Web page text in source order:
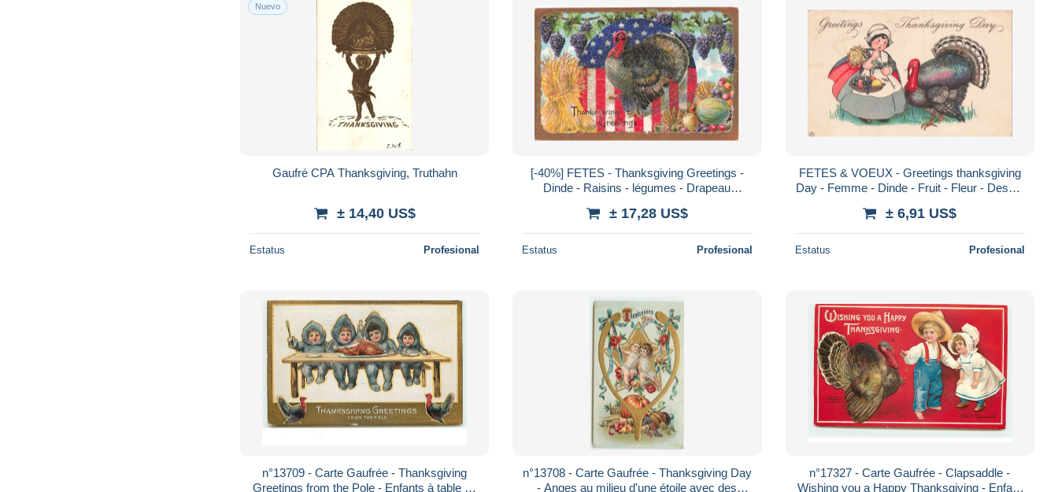
Nuevo
Gaufré CPA Thanksgiving, Truthahn
± 14,40 US$
Estatus Profesional
[-40%] FETES - Thanksgiving Greetings -
Dinde - Raisins - légumes - Drapeau
± 17,28 US$
Estatus Profesional
FETES & VOEUX - Greetings thanksgiving
Day - Femme - Dinde - Fruit - Fleur - Dessin
± 6,91 US$
Estatus Profesional
n°13709 - Carte Gaufrée - Thanksgiving
Greetings from the Pole - Enfants à table se
n°13708 - Carte Gaufrée - Thanksgiving Day
- Anges au milieu d'une étoile avec des
n°17327 - Carte Gaufrée - Clapsaddle -
Wishing you a Happy Thanksgiving - Enfant